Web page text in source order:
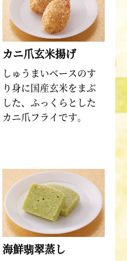
カニ爪玄米揚げ
しゅうまいベースのす
り身に国産玄米をまぶ
した、ふっくらとした
カニ爪フライです。
海鮮翡翠蒸し